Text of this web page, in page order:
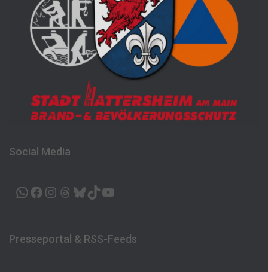
Social Media
WHATSAPP FACEBOOK INSTAGRAM THREADS BLUESKY TIKTOK
Presseportal & RSS-Feeds